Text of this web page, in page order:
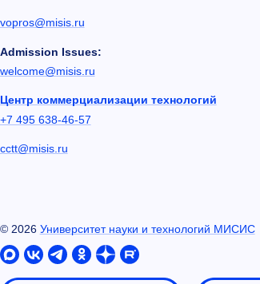
vopros@misis.ru
Admission Issues:
welcome@misis.ru
Центр коммерциализации технологий
+7 495 638-46-57
cctt@misis.ru
© 2026 Университет науки и технологий МИСИС